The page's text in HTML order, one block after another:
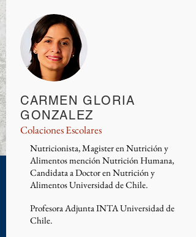
CARMEN GLORIA
GONZALEZ
Colaciones Escolares
Nutricionista, Magister en Nutrición y
Alimentos mención Nutrición Humana,
Candidata a Doctor en Nutrición y
Alimentos Universidad de Chile.
Profesora Adjunta INTA Universidad de
Chile.